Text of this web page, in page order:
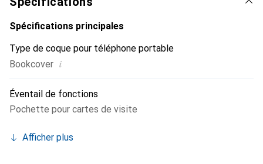
Spécifications principales
Type de coque pour téléphone portable
Bookcover i
Éventail de fonctions
Pochette pour cartes de visite
Afficher plus